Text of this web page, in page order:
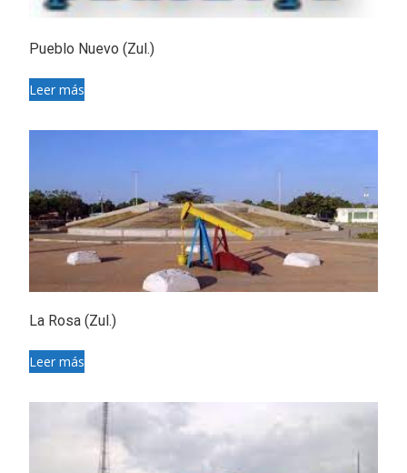
Pueblo Nuevo (Zul.)
Leer más
La Rosa (Zul.)
Leer más